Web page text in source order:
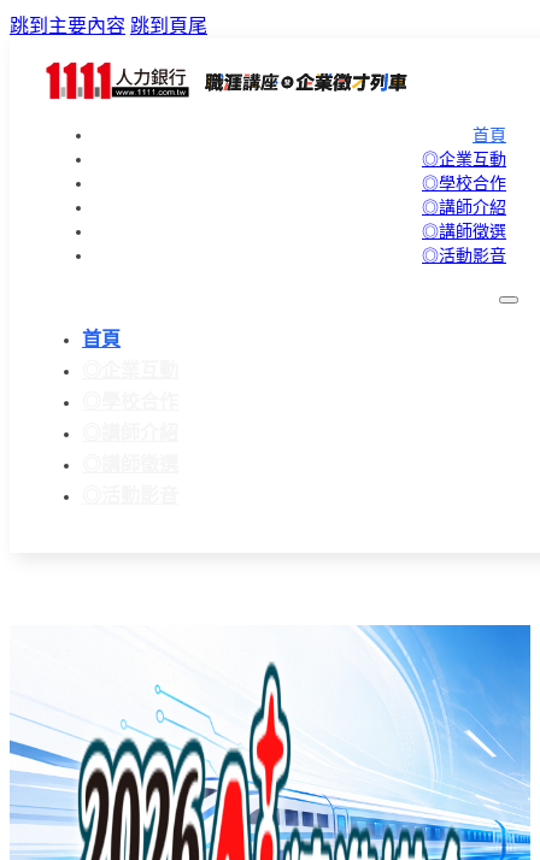
跳到主要內容 跳到頁尾
首頁
◎企業互動
◎學校合作
◎講師介紹
◎講師徵選
◎活動影音
首頁